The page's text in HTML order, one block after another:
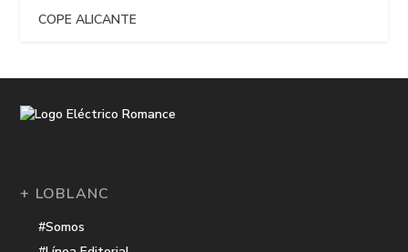
COPE ALICANTE
+ LOBLANC
#Somos